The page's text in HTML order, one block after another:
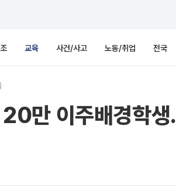
교육 사건/사고 노동/취업 전국
만 이주배경학